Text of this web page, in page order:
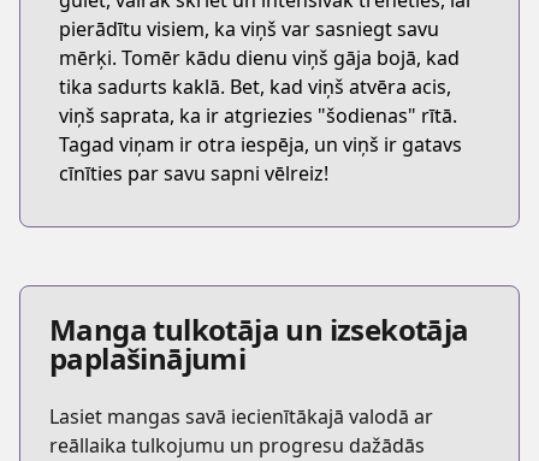
pierādītu visiem, ka viņš var sasniegt savu
mērķi. Tomēr kādu dienu viņš gāja bojā, kad
tika sadurts kaklā. Bet, kad viņš atvēra acis,
viņš saprata, ka ir atgriezies "šodienas" rītā.
Tagad viņam ir otra iespēja, un viņš ir gatavs
cīnīties par savu sapni vēlreiz!
Manga tulkotāja un izsekotāja
paplašinājumi
Lasiet mangas savā iecienītākajā valodā ar
reāllaika tulkojumu un progresu dažādās